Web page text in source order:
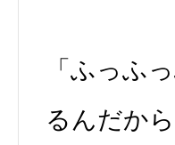
「ふっふ
るんだか